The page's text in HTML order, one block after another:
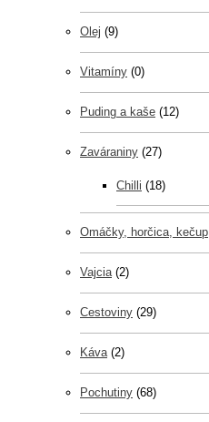
Olej (9)
Vitamíny (0)
Puding a kaše (12)
Zaváraniny (27)
Chilli (18)
Omáčky, horčica, kečup
Vajcia (2)
Cestoviny (29)
Káva (2)
Pochutiny (68)